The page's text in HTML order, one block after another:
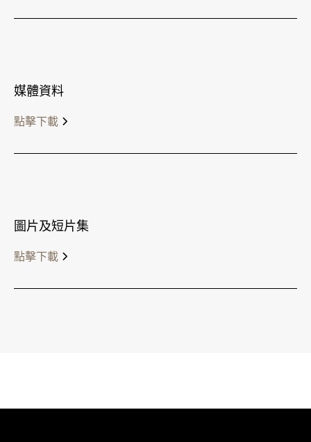
媒體資料
點擊下載
圖片及短片集
點擊下載